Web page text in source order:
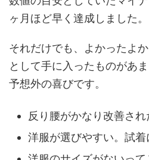
ヶ月ほど早く達成しました。
それだけでも、よかったよ
として手に入ったものがあ
予想外の喜びです。
反り腰がかなり改善され
洋服が選びやすい。試着